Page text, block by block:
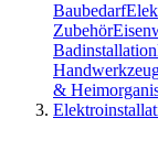
Baubedarf
Zubehör
Badinstallation
&